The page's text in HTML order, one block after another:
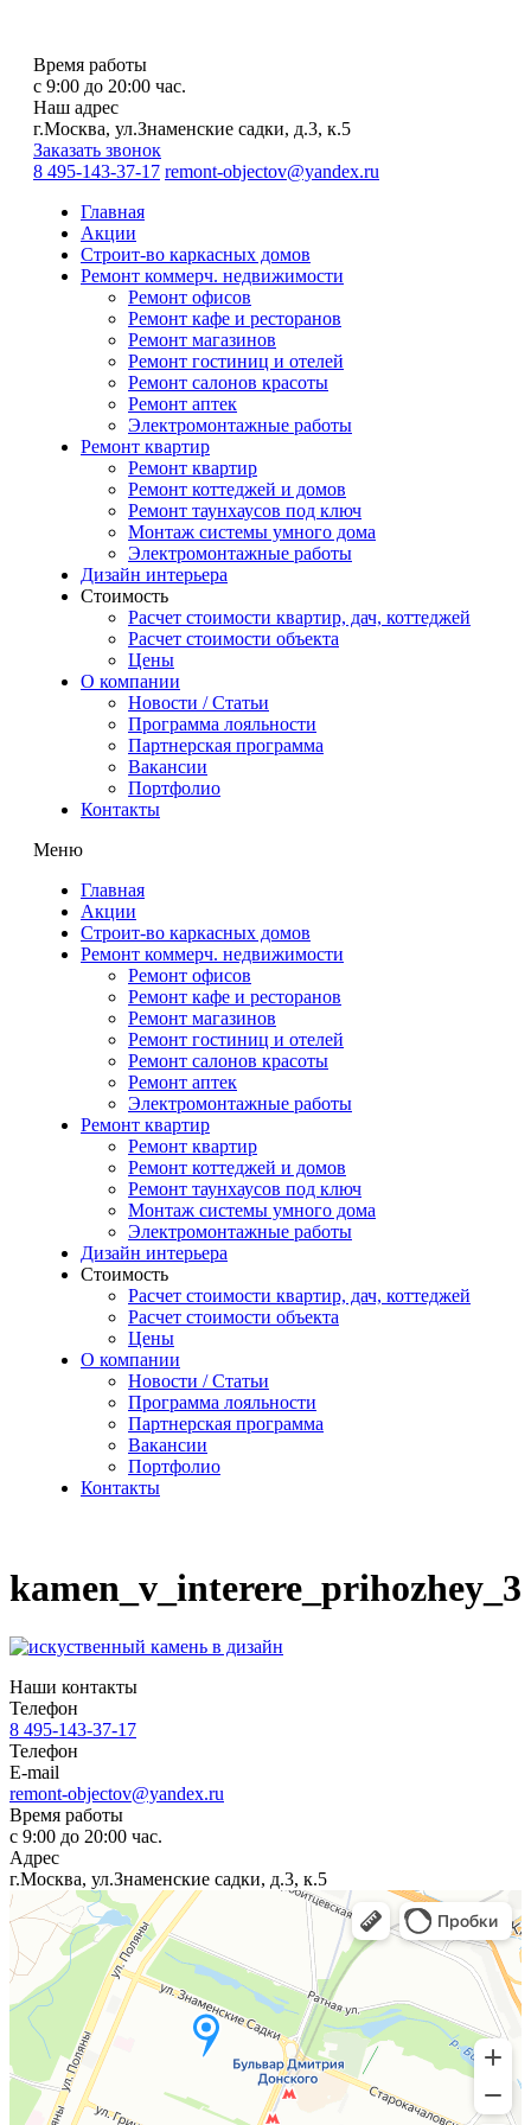
Время работы
с 9:00 до 20:00 час.
Наш адрес
г.Москва, ул.Знаменские садки, д.3, к.5
Заказать звонок
8 495-143-37-17 remont-objectov@yandex.ru
Главная
Акции
Строит-во каркасных домов
Ремонт коммерч. недвижимости
Ремонт офисов
Ремонт кафе и ресторанов
Ремонт магазинов
Ремонт гостиниц и отелей
Ремонт салонов красоты
Ремонт аптек
Электромонтажные работы
Ремонт квартир
Ремонт квартир
Ремонт коттеджей и домов
Ремонт таунхаусов под ключ
Монтаж системы умного дома
Электромонтажные работы
Дизайн интерьера
Стоимость
Расчет стоимости квартир, дач, коттеджей
Расчет стоимости объекта
Цены
О компании
Новости / Статьи
Программа лояльности
Партнерская программа
Вакансии
Портфолио
Контакты
Меню
Главная
Акции
Строит-во каркасных домов
Ремонт коммерч. недвижимости
Ремонт офисов
Ремонт кафе и ресторанов
Ремонт магазинов
Ремонт гостиниц и отелей
Ремонт салонов красоты
Ремонт аптек
Электромонтажные работы
Ремонт квартир
Ремонт квартир
Ремонт коттеджей и домов
Ремонт таунхаусов под ключ
Монтаж системы умного дома
Электромонтажные работы
Дизайн интерьера
Стоимость
Расчет стоимости квартир, дач, коттеджей
Расчет стоимости объекта
Цены
О компании
Новости / Статьи
Программа лояльности
Партнерская программа
Вакансии
Портфолио
Контакты
kamen_v_interere_prihozhey_3
Наши контакты
Телефон
8 495-143-37-17
Телефон
E-mail
remont-objectov@yandex.ru
Время работы
с 9:00 до 20:00 час.
Адрес
г.Москва, ул.Знаменские садки, д.3, к.5